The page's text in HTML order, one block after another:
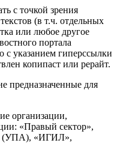
с точкой зрения
(в т.ч. отдельных
или любое другое
портала
с указанием гиперссылки
копипаст или рерайт.
предназначенные для
организации,
«Правый сектор»,
(УПА), «ИГИЛ»,